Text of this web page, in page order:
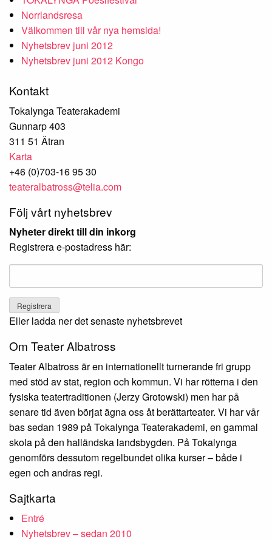
Norrlandsresa
Välkommen till vår nya hemsida!
Nyhetsbrev juni 2012
Nyhetsbrev juni 2012 Kongo
Kontakt
Tokalynga Teaterakademi
Gunnarp 403
311 51 Ätran
Karta
+46 (0)703-16 95 30
teateralbatross@telia.com
Följ vårt nyhetsbrev
Nyheter direkt till din inkorg
Registrera e-postadress här:
Eller ladda ner det senaste nyhetsbrevet
Om Teater Albatross
Teater Albatross är en internationellt turnerande fri grupp
med stöd av stat, region och kommun. Vi har rötterna i den
fysiska teatertraditionen (Jerzy Grotowski) men har på
senare tid även börjat ägna oss åt berättarteater. Vi har vår
bas sedan 1989 på Tokalynga Teaterakademi, en gammal
skola på den halländska landsbygden. På Tokalynga
genomförs dessutom regelbundet olika kurser – både i
egen och andras regi.
Sajtkarta
Entré
Nyhetsbrev – sedan 2010